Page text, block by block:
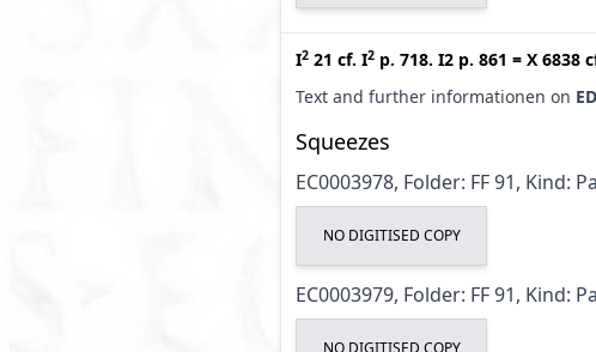
I2 21 cf. I2 p. 718. I2 p. 861 = X 6838
Text and further informationen on
Squeezes
EC0003978, Folder: FF 91, Kind:
NO DIGITISED COPY
EC0003979, Folder: FF 91, Kind:
NO DIGITISED COPY